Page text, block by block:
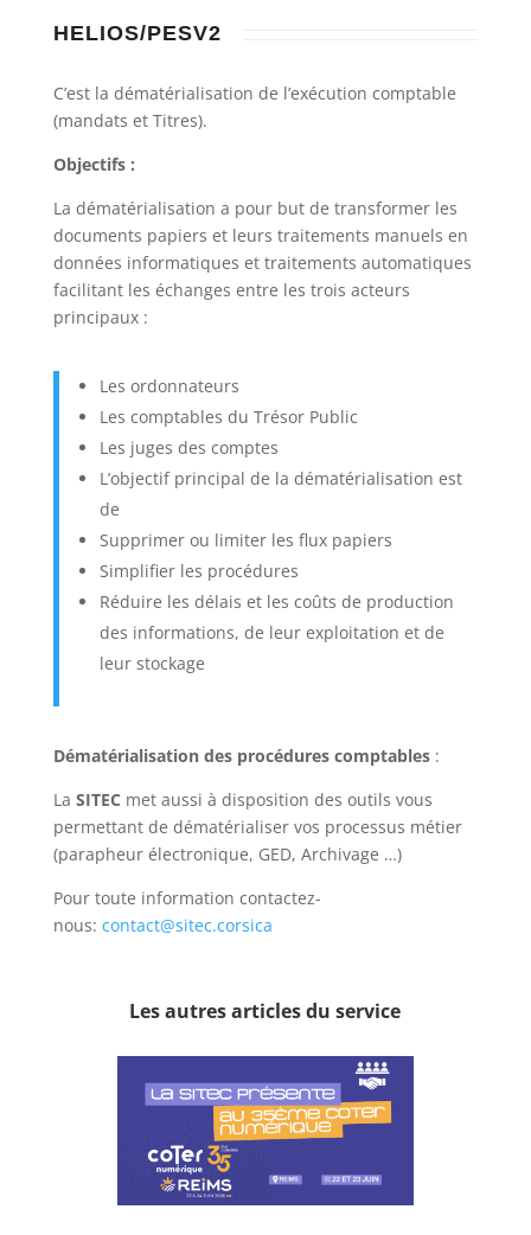
HELIOS/PESV2
C’est la dématérialisation de l’exécution comptable
(mandats et Titres).
Objectifs :
La dématérialisation a pour but de transformer les
documents papiers et leurs traitements manuels en
données informatiques et traitements automatiques
facilitant les échanges entre les trois acteurs
principaux :
Les ordonnateurs
Les comptables du Trésor Public
Les juges des comptes
L’objectif principal de la dématérialisation est
de
Supprimer ou limiter les flux papiers
Simplifier les procédures
Réduire les délais et les coûts de production
des informations, de leur exploitation et de
leur stockage
Dématérialisation des procédures comptables:
La SITEC met aussi à disposition des outils vous
permettant de dématérialiser vos processus métier
(parapheur électronique, GED, Archivage …)
Pour toute information contactez-
nous: contact@sitec.corsica
Les autres articles du service